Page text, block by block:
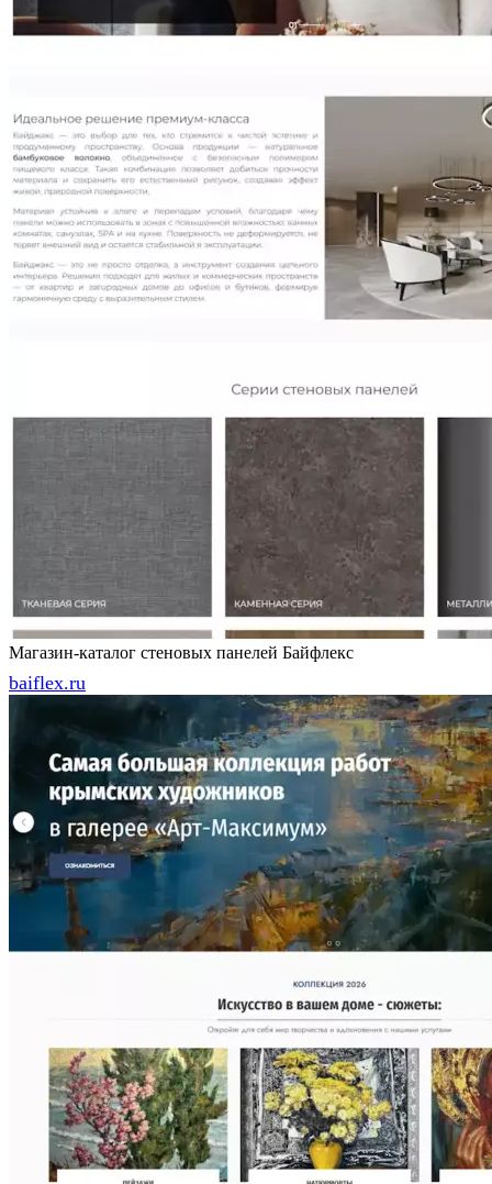
Магазин-каталог стеновых панелей Байфлекс
baiflex.ru